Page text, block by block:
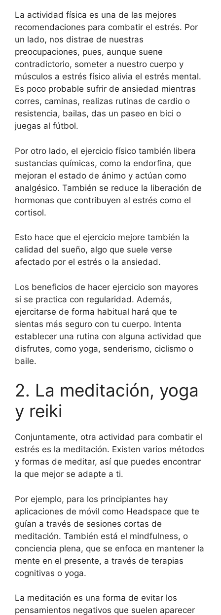
La actividad física es una de las mejores
recomendaciones para combatir el estrés. Por
un lado, nos distrae de nuestras
preocupaciones, pues, aunque suene
contradictorio, someter a nuestro cuerpo y
músculos a estrés físico alivia el estrés mental.
Es poco probable sufrir de ansiedad mientras
corres, caminas, realizas rutinas de cardio o
resistencia, bailas, das un paseo en bici o
juegas al fútbol.
Por otro lado, el ejercicio físico también libera
sustancias químicas, como la endorfina, que
mejoran el estado de ánimo y actúan como
analgésico. También se reduce la liberación de
hormonas que contribuyen al estrés como el
cortisol.
Esto hace que el ejercicio mejore también la
calidad del sueño, algo que suele verse
afectado por el estrés o la ansiedad.
Los beneficios de hacer ejercicio son mayores
si se practica con regularidad. Además,
ejercitarse de forma habitual hará que te
sientas más seguro con tu cuerpo. Intenta
establecer una rutina con alguna actividad que
disfrutes, como yoga, senderismo, ciclismo o
baile.
2. La meditación, yoga
y reiki
Conjuntamente, otra actividad para combatir el
estrés es la meditación. Existen varios métodos
y formas de meditar, así que puedes encontrar
la que mejor se adapte a ti.
Por ejemplo, para los principiantes hay
aplicaciones de móvil como Headspace que te
guían a través de sesiones cortas de
meditación. También está el mindfulness, o
conciencia plena, que se enfoca en mantener la
mente en el presente, a través de terapias
cognitivas o yoga.
La meditación es una forma de evitar los
pensamientos negativos que suelen aparecer